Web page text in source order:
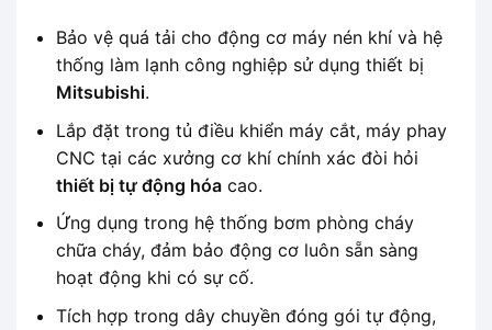
Bảo vệ quá tải cho động cơ máy nén khí và hệ
thống làm lạnh công nghiệp sử dụng thiết bị
Mitsubishi.
Lắp đặt trong tủ điều khiển máy cắt, máy phay
CNC tại các xưởng cơ khí chính xác đòi hỏi
thiết bị tự động hóacao.
Ứng dụng trong hệ thống bơm phòng cháy
chữa cháy, đảm bảo động cơ luôn sẵn sàng
hoạt động khi có sự cố.
Tích hợp trong dây chuyền đóng gói tự động,